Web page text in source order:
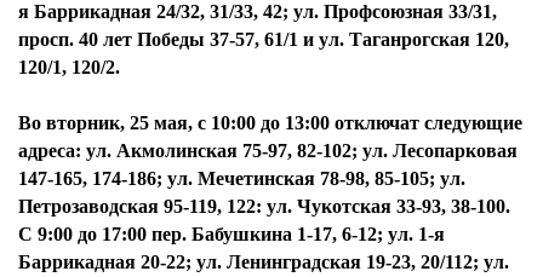
я Баррикадная 24/32, 31/33, 42; ул. Профсоюзная 33/31,
просп. 40 лет Победы 37-57, 61/1 и ул. Таганрогская 120,
120/1, 120/2.
Во вторник, 25 мая, с 10:00 до 13:00 отключат следующие
адреса: ул. Акмолинская 75-97, 82-102; ул. Лесопарковая
147-165, 174-186; ул. Мечетинская 78-98, 85-105; ул.
Петрозаводская 95-119, 122: ул. Чукотская 33-93, 38-100.
С 9:00 до 17:00 пер. Бабушкина 1-17, 6-12; ул. 1-я
Баррикадная 20-22; ул. Ленинградская 19-23, 20/112; ул.